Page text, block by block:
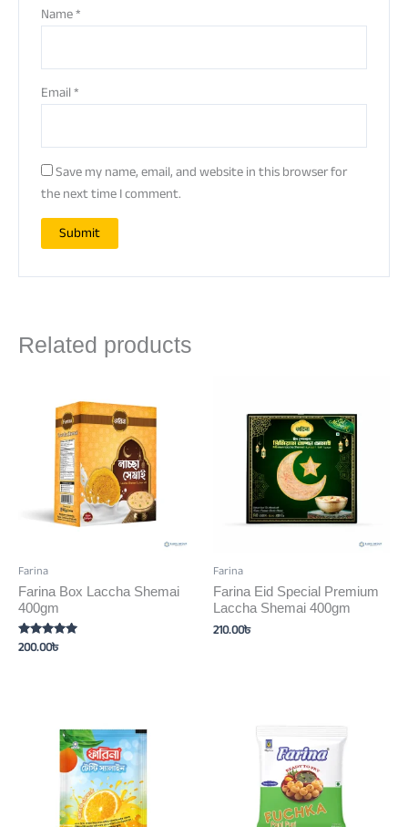
Name*
Email*
Save my name, email, and website in this browser for
the next time I comment.
Related products
Farina
Farina Box Laccha Shemai
400gm
Rated
200.00৳
Farina
Farina Eid Special Premium
Laccha Shemai 400gm
210.00৳
70.00৳
through
140.00৳
product
multiple
variants.